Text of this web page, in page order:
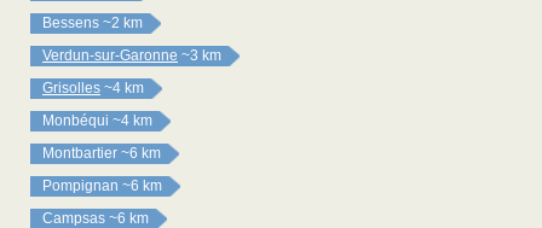
Bessens ~2 km
Verdun-sur-Garonne ~3 km
Grisolles ~4 km
Monbéqui ~4 km
Montbartier ~6 km
Pompignan ~6 km
Campsas ~6 km